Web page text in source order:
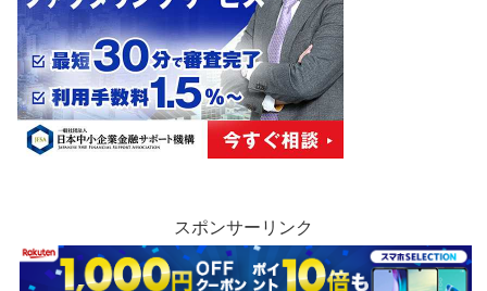
スポンサーリンク